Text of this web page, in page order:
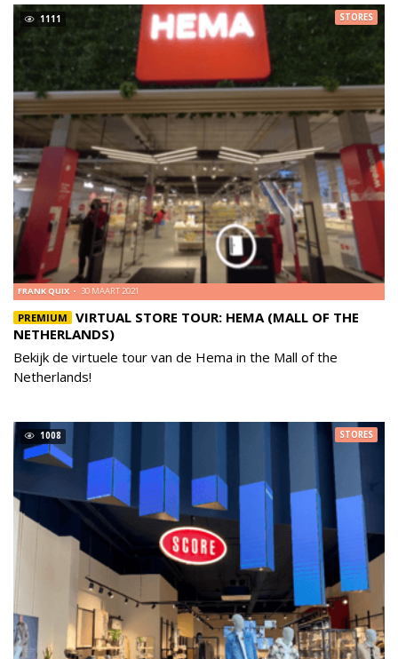
1111
PREMIUM
VIRTUAL STORE TOUR: HEMA (MALL OF THE
NETHERLANDS)
FRANK QUIX 30 MAART 2021
STORES
Bekijk de virtuele tour van de Hema in the Mall of the
Netherlands!
1008 STORES